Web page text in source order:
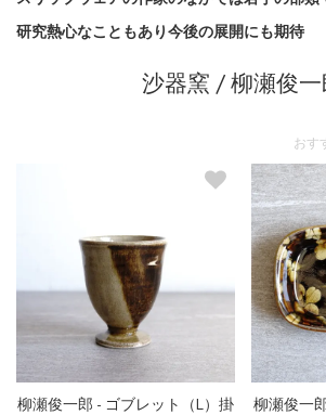
研究熱心なこともあり今後の展開にも期待
沙器窯 / 柳瀬俊一
おす
柳瀬俊一郎 - ゴブレット（L）掛
柳瀬俊一